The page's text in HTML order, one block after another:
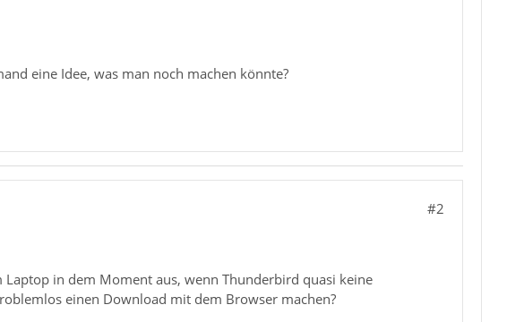
eine Idee, was man noch machen könnte?
#2
in dem Moment aus, wenn Thunderbird quasi keine
einen Download mit dem Browser machen?